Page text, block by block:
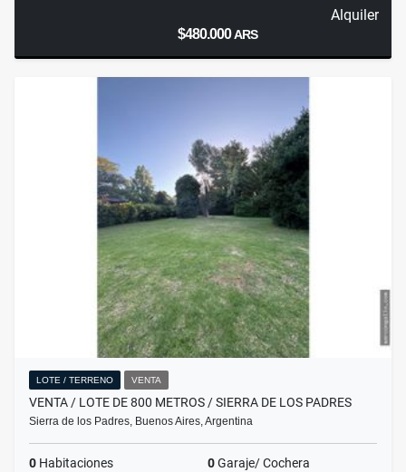
Alquiler
$480.000ARS
LOTE / TERRENO VENTA
VENTA / LOTE DE 800 METROS / SIERRA DE LOS PADRES
Sierra de los Padres, Buenos Aires, Argentina
0 Habitaciones 0Garaje/ Cochera